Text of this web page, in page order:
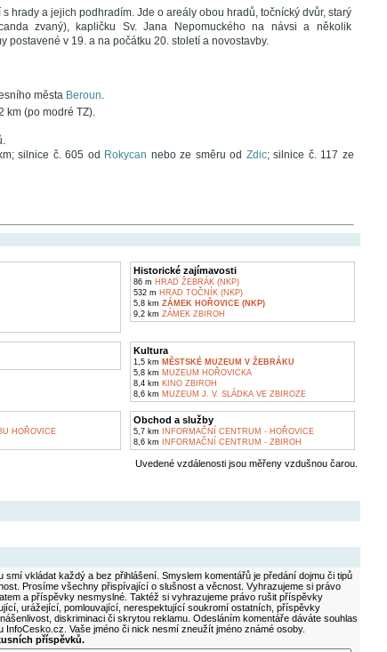
hrady a jejich podhradím. Jde o areály obou hradů, točnícký dvůr, starý
zvaný), kapličku Sv. Jana Nepomuckého na návsi a několik
postavené v 19. a na počátku 20. století a novostavby.
města Beroun.
km (po modré TZ).
silnice č. 605 od Rokycan nebo ze směru od Zdic; silnice č. 117 ze
Historické zajímavosti
86 m HRAD ŽEBRÁK (NKP)
532 m HRAD TOČNÍK (NKP)
5,8 km ZÁMEK HOŘOVICE (NKP)
9,2 km ZÁMEK ZBIROH
Kultura
1,5 km MĚSTSKÉ MUZEUM V ŽEBRÁKU
5,8 km MUZEUM HOŘOVICKA
8,4 km KINO ZBIROH
8,6 km MUZEUM J. V. SLÁDKA VE ZBIROZE
HOŘOVICE
Obchod a služby
5,7 km INFORMAČNÍ CENTRUM - HOŘOVICE
8,6 km INFORMAČNÍ CENTRUM - ZBIROH
Uvedené vzdálenosti jsou měřeny vzdušnou čarou.
vkládat každý a bez přihlášení. Smyslem komentářů je předání dojmu či tipů
Prosíme všechny přispívající o slušnost a věcnost. Vyhrazujeme si právo
a příspěvky nesmyslné. Taktéž si vyhrazujeme právo rušit příspěvky
urážející, pomlouvající, nerespektující soukromí ostatních, příspěvky
diskriminaci či skrytou reklamu. Odesláním komentáře dáváte souhlas
Vaše jméno či nick nesmí zneužít jméno známé osoby.
příspěvků.